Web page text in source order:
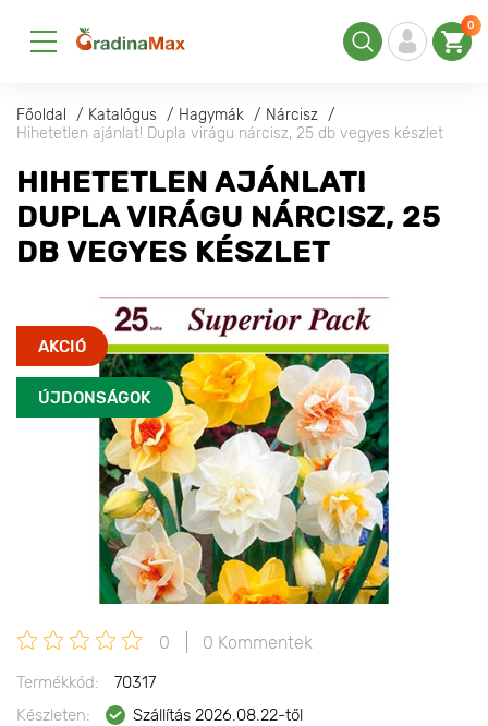
0
Főoldal Katalógus Hagymák
Nárcisz
Hihetetlen ajánlat! Dupla virágu nárcisz, 25 db vegyes készlet
HIHETETLEN AJÁNLAT!
DUPLA VIRÁGU NÁRCISZ, 25
DB VEGYES KÉSZLET
AKCIÓ
ÚJDONSÁGOK
0 0 Kommentek
Termékkód:
70317
Készleten:
Szállítás 2026.08.22-től